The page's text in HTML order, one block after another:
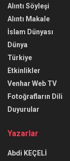
Alıntı Söyleşi
Alıntı Makale
İslam Dünyası
Dünya
Türkiye
Etkinlikler
Venhar Web TV
Fotoğrafların Dili
Duyurular
Yazarlar
Abdi KEÇELİ